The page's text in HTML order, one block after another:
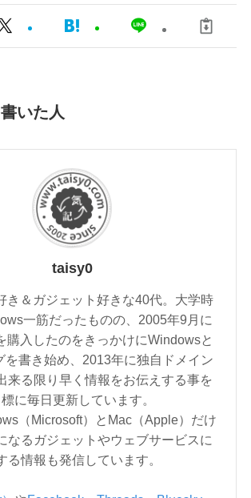
いた人
taisy0
き＆ガジェット好きな40代。大学時
一筋だったものの、2005年9月に
購入したのをきっかけにWindowsと
を書き始め、2013年に独自ドメイン
来る限り早く情報をお伝えする事を
標に毎日更新しています。
（Microsoft）とMac（Apple）だけ
なるガジェットやウェブサービスに
る情報も発信しています。